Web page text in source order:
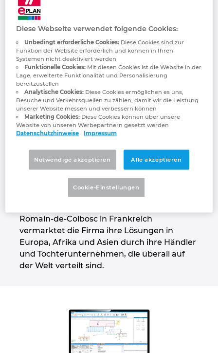
Trace Software
International
Trace Software International ist ein
Unternehmen, das seit mehr als 30 Jahren
Softwarelösungen für die Elektrotechnik
entwickelt. Es hat eine einzigartige Expertise
für die Planung und Berechnung von
elektrischen Netzen und PV-Anlagen, von
der Planung bis hin zum Betrieb und zur
Romain-de-Colbosc in Frankreich
vermarktet die Firma ihre Lösungen in
Europa, Afrika und Asien durch ihre Händler
und Tochterunternehmen, die überall auf
der Welt verteilt sind.
Gebäudetechnik
Anwenderberichte
Konfiguration
PDM / PLM Integration
EPLAN Data Portal
EPLAN Education for Classrooms
EPLAN Education für Studierende
Kontakt
Trust Center
Bulgarien
Chile
China
China Taiwan
Dänemark
Deutschland
Großbritannien
Indien
Diese Webseite verwendet folgende Cookies:
Unbedingt erforderliche Cookies:Diese Cookies sind zur
Funktion der Website erforderlich und können in Ihren
Systemen nicht deaktiviert werden
Funktionelle Cookies:Mit diesen Cookies ist die Website in der
Lage, erweiterte Funktionalität und Personalisierung
bereitzustellen
Analytische Cookies:Diese Cookies ermöglichen es uns,
Besuche und Verkehrsquellen zu zählen, damit wir die Leistung
unserer Website messen und verbessern können
Marketing Cookies:Diese Cookies können über unsere
Website von unseren Werbepartnern gesetzt werden
Datenschutzhinweise
Impressum
Notwendige akzeptieren Alle akzeptieren
Cookie-Einstellungen